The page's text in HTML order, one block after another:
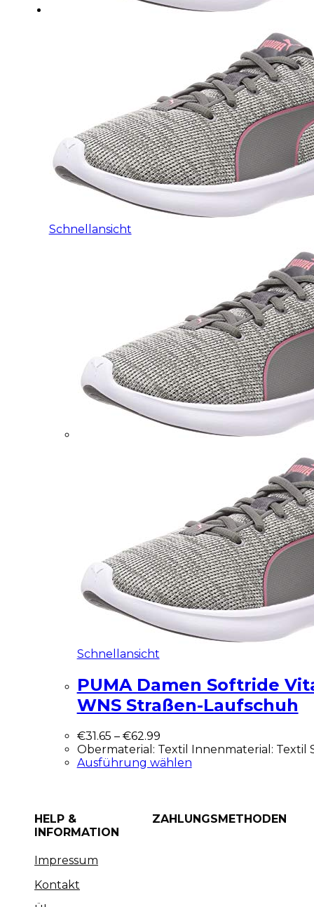
Schnellansicht
Schnellansicht
PUMA Damen Softride
WNS Straßen-Laufschuh
€31.65 – €62.99
Obermaterial: Textil Innenmaterial: Textil
Ausführung wählen
HELP &
INFORMATION
Impressum
Kontakt
ZAHLUNGSMETHODEN